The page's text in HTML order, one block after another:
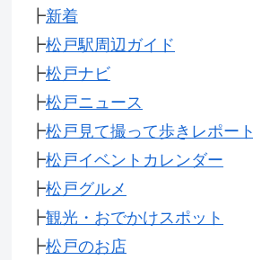
┣新着
┣松戸駅周辺ガイド
┣松戸ナビ
┣松戸ニュース
┣松戸見て撮って歩きレポート
┣松戸イベントカレンダー
┣松戸グルメ
┣観光・おでかけスポット
┣松戸のお店